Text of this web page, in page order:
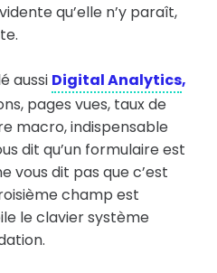
qu’elle n’y paraît,
aussi Digital Analytics,
pages vues, taux de
macro, indispensable
dit qu’un formulaire est
vous dit pas que c’est
champ est
le clavier système